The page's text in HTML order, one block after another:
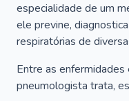
especialidade de um
ele previne,
respiratórias de
Entre as
pneumologista trata,